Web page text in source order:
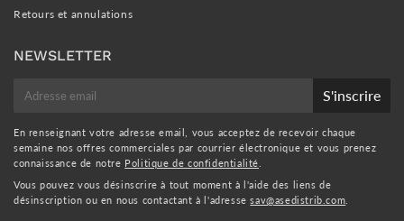
Retours et annulations
NEWSLETTER
mail
S'inscrire
En renseignant votre adresse email, vous acceptez de recevoir chaque
semaine nos offres commerciales par courrier électronique et vous prenez
connaissance de notre Politique de confidentialité
Vous pouvez vous désinscrire à tout moment à l'aide des liens de
désinscription ou en nous contactant à l'adressesav@asedistrib.com